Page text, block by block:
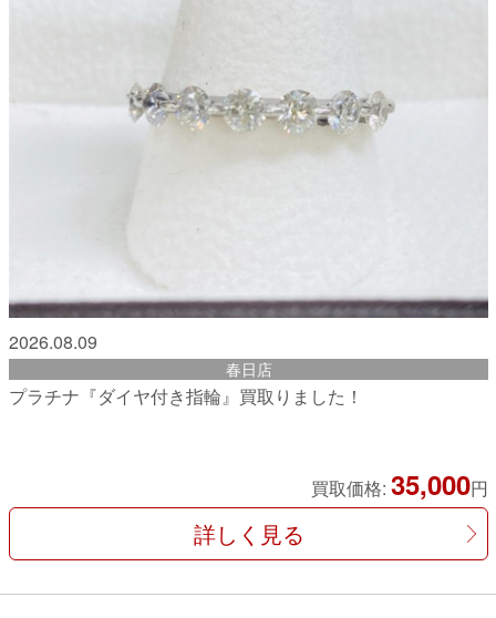
2026.08.09
春日店
プラチナ『ダイヤ付き指輪』買取りました！
買取価格: 35,000円
詳しく見る